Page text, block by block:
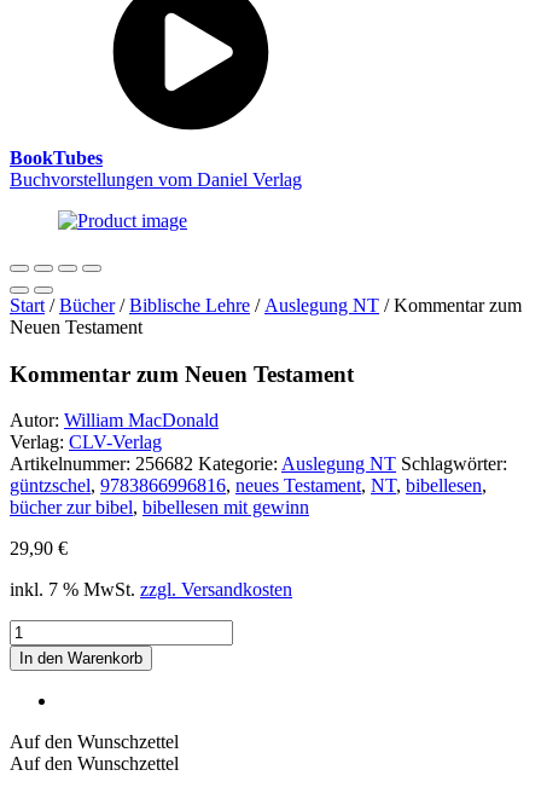
BookTubes
Buchvorstellungen vom Daniel Verlag
Start /Bücher/Biblische Lehre / Auslegung NT / Kommentar zum
Neuen Testament
Kommentar zum Neuen Testament
Autor: William MacDonald
Verlag: CLV-Verlag
Artikelnummer: 256682 Kategorie: Auslegung NT Schlagwörter:
güntzschel, 9783866996816, neues Testament, NT, bibellesen,
bücher zur bibel, bibellesen mit gewinn
29,90 €
inkl. 7 % MwSt. zzgl. Versandkosten
Kommentar
zum
Neuen
Testament
In den Warenkorb
Auf den Wunschzettel
Auf den Wunschzettel